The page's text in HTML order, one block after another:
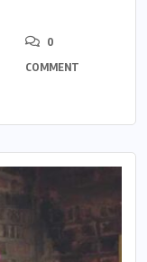
0
COMMENT